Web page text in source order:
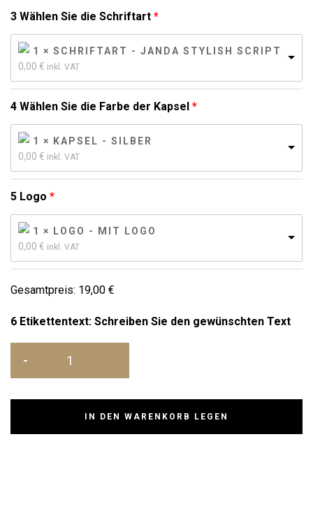
3 Wählen Sie die Schriftart
1 × SCHRIFTART - JANDA STYLISH SCRIPT
0,00 € inkl. VAT
4 Wählen Sie die Farbe der Kapsel
1 × KAPSEL - SILBER
0,00 € inkl. VAT
5 Logo
1 × LOGO - MIT LOGO
0,00 € inkl. VAT
Gesamtpreis: 19,00 €
6 Etikettentext: Schreiben Sie den gewünschten Text
IN DEN WARENKORB LEGEN